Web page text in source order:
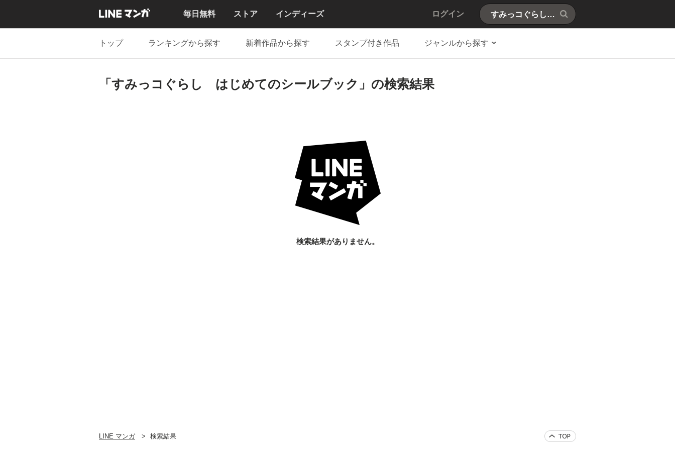
毎日無料 ストア インディーズ ログイン
トップ ランキングから探す 新着作品から探す スタンプ付き作品 ジャンルから探す
「すみっコぐらし はじめてのシールブック」の検索結果
検索結果がありません。
LINE マンガ 検索結果